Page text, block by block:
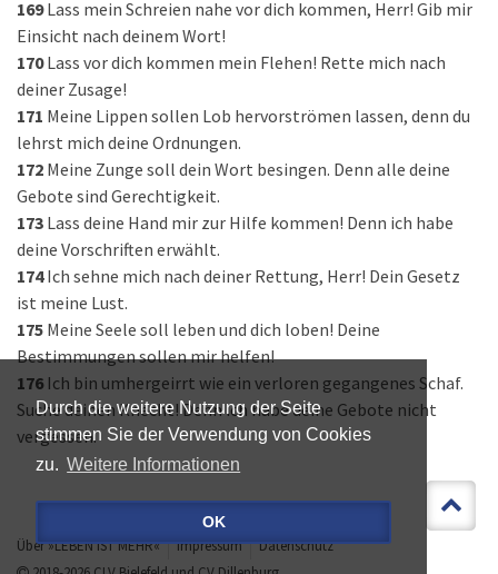
Durch die weitere Nutzung der Seite
stimmen Sie der Verwendung von Cookies
zu. Weitere Informationen
OK
169 Lass mein Schreien nahe vor dich kommen, Herr! Gib mir
Einsicht nach deinem Wort!
170 Lass vor dich kommen mein Flehen! Rette mich nach
deiner Zusage!
171 Meine Lippen sollen Lob hervorströmen lassen, denn du
lehrst mich deine Ordnungen.
172 Meine Zunge soll dein Wort besingen. Denn alle deine
Gebote sind Gerechtigkeit.
173 Lass deine Hand mir zur Hilfe kommen! Denn ich habe
deine Vorschriften erwählt.
174 Ich sehne mich nach deiner Rettung, Herr! Dein Gesetz
ist meine Lust.
175 Meine Seele soll leben und dich loben! Deine
Bestimmungen sollen mir helfen!
176 Ich bin umhergeirrt wie ein verloren gegangenes Schaf.
Suche deinen Knecht! Denn ich habe deine Gebote nicht
vergessen.
Über »LEBEN IST MEHR« Impressum
Datenschutz